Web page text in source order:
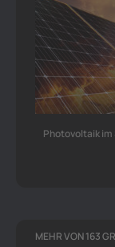
Photovoltaik im
MEHR VON 163